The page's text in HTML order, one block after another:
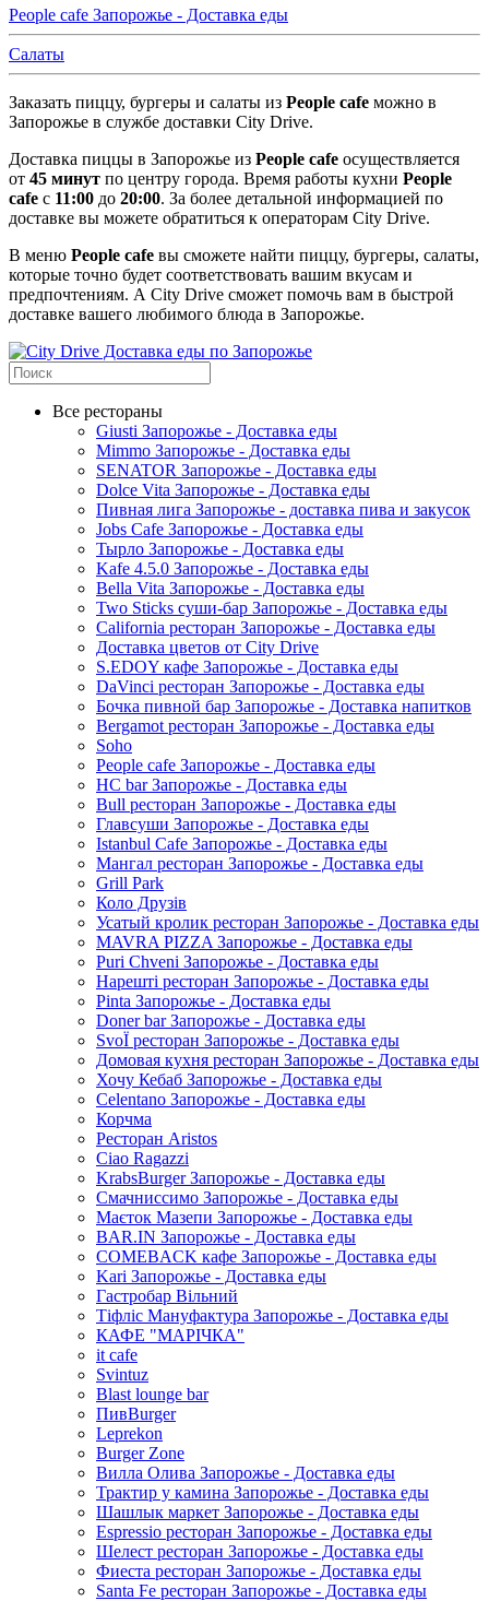
People cafe Запорожье - Доставка еды
Салаты
Заказать пиццу, бургеры и салаты из People cafe можно в
Запорожье в службе доставки City Drive.
Доставка пиццы в Запорожье из People cafe осуществляется
от 45 минут по центру города. Время работы кухни People
cafe с 11:00 до 20:00. За более детальной информацией по
доставке вы можете обратиться к операторам City Drive.
В меню People cafe вы сможете найти пиццу, бургеры, салаты,
которые точно будет соответствовать вашим вкусам и
предпочтениям. А City Drive сможет помочь вам в быстрой
доставке вашего любимого блюда в Запорожье.
Все рестораны
Giusti Запорожье - Доставка еды
Mimmo Запорожье - Доставка еды
SENATOR Запорожье - Доставка еды
Dolce Vita Запорожье - Доставка еды
Пивная лига Запорожье - доставка пива и закусок
Jobs Cafe Запорожье - Доставка еды
Тырло Запорожье - Доставка еды
Kafe 4.5.0 Запорожье - Доставка еды
Bella Vita Запорожье - Доставка еды
Two Sticks суши-бар Запорожье - Доставка еды
California ресторан Запорожье - Доставка еды
Доставка цветов от City Drive
S.EDOY кафе Запорожье - Доставка еды
DaVinci ресторан Запорожье - Доставка еды
Бочка пивной бар Запорожье - Доставка напитков
Bergamot ресторан Запорожье - Доставка еды
Soho
People cafe Запорожье - Доставка еды
HC bar Запорожье - Доставка еды
Bull ресторан Запорожье - Доставка еды
Главсуши Запорожье - Доставка еды
Istanbul Cafe Запорожье - Доставка еды
Мангал ресторан Запорожье - Доставка еды
Grill Park
Коло Друзів
Усатый кролик ресторан Запорожье - Доставка еды
MAVRA PIZZA Запорожье - Доставка еды
Puri Chveni Запорожье - Доставка еды
Нарешті ресторан Запорожье - Доставка еды
Pinta Запорожье - Доставка еды
Doner bar Запорожье - Доставка еды
SvoЇ ресторан Запорожье - Доставка еды
Домовая кухня ресторан Запорожье - Доставка еды
Хочу Кебаб Запорожье - Доставка еды
Celentano Запорожье - Доставка еды
Корчма
Ресторан Aristos
Ciao Ragazzi
KrabsBurger Запорожье - Доставка еды
Смачниссимо Запорожье - Доставка еды
Маєток Мазепи Запорожье - Доставка еды
BAR.IN Запорожье - Доставка еды
COMEBACK кафе Запорожье - Доставка еды
Kari Запорожье - Доставка еды
Гастробар Вільний
Тіфліс Мануфактура Запорожье - Доставка еды
КАФЕ "МАРІЧКА"
it cafe
Svintuz
Blast lounge bar
ПивBurger
Leprekon
Burger Zone
Вилла Олива Запорожье - Доставка еды
Трактир у камина Запорожье - Доставка еды
Шашлык маркет Запорожье - Доставка еды
Espressio ресторан Запорожье - Доставка еды
Шелест ресторан Запорожье - Доставка еды
Фиеста ресторан Запорожье - Доставка еды
Santa Fe ресторан Запорожье - Доставка еды